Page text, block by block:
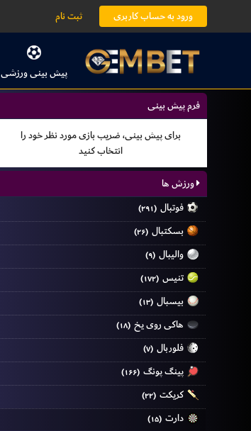
ورود به حساب کاربری ثبت نام
پیش بینی ورزشی
فرم پیش بینی
برای پیش بینی، ضریب بازی مورد نظر خود را
انتخاب کنید
ورزش ها
فوتبال (۲۹۱)
بسکتبال (۲۶)
والیبال (۹)
تنیس (۱۷۲)
بیسبال (۱۳)
هاکی روی یخ (۱۸)
فلوربال (۷)
پینگ پونگ (۱۶۶)
کریکت (۲۲)
دارت (۱۵)